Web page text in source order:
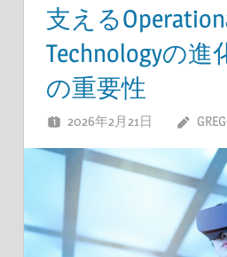
支える
Technologyの進
の重要性
2026年2月21日